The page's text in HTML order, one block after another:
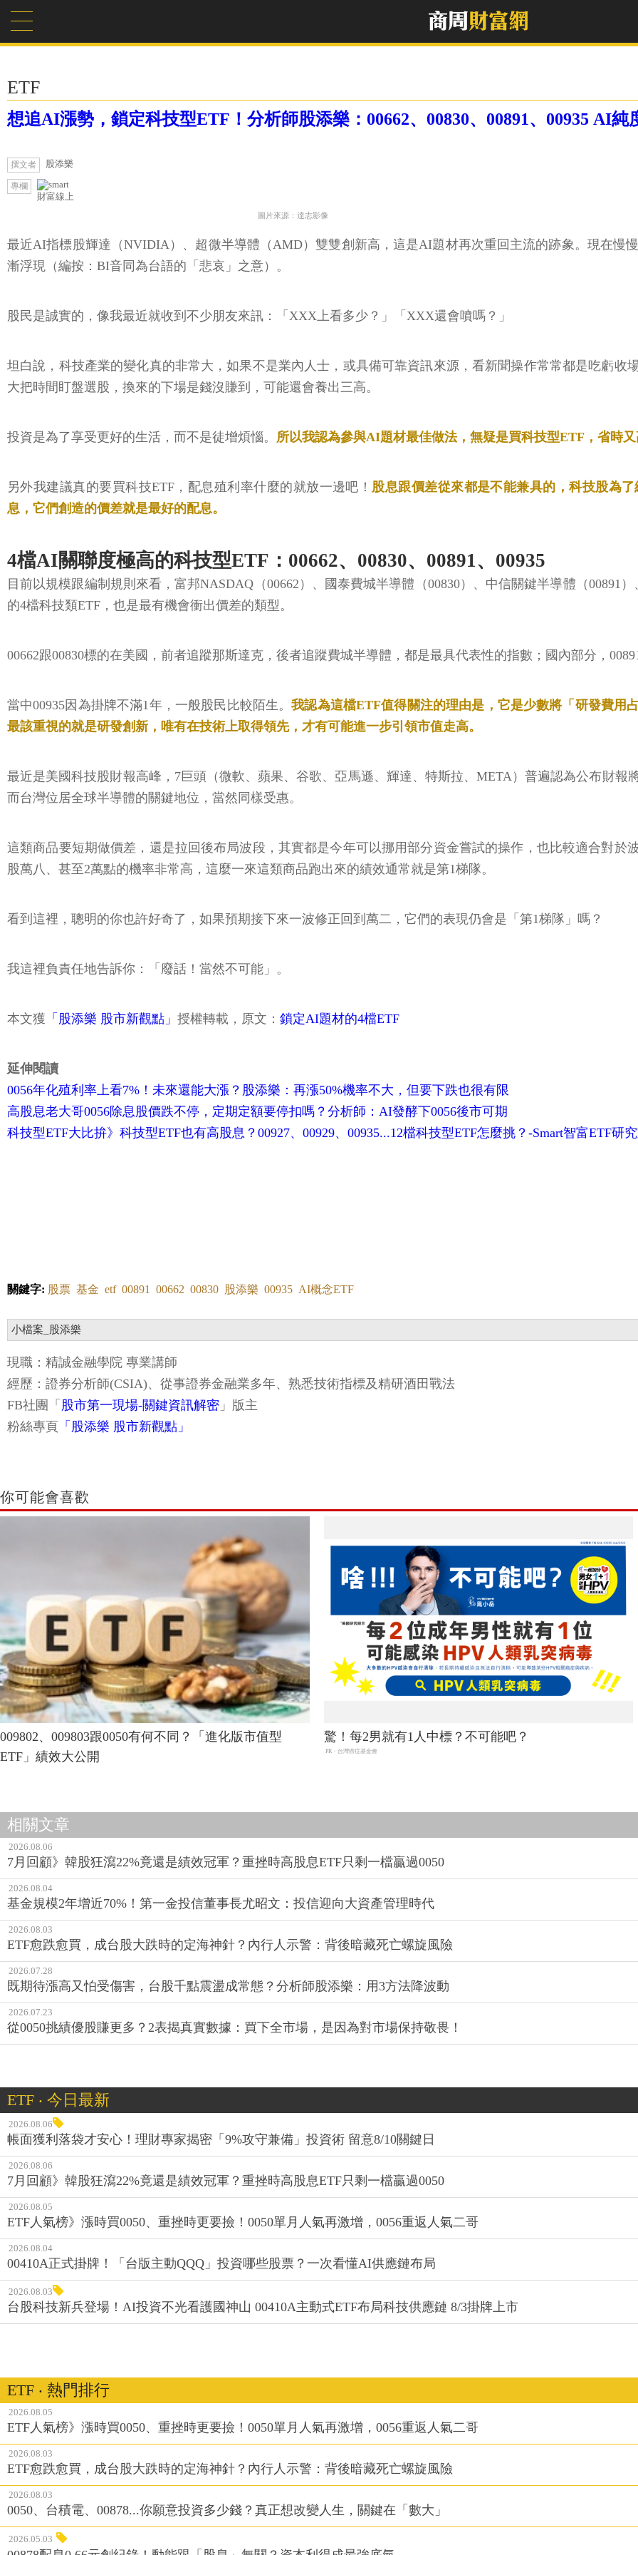
ETF
想追AI漲勢，鎖定科技型ETF！分析師股添樂：00662、00830、00891、00935 AI純
撰文者 股添樂
專欄
財富線上
圖片來源：達志影像
最近AI指標股輝達（NVIDIA）、超微半導體（AMD）雙雙創新高，這是AI題材再次重回主流的跡象。現在慢
漸浮現（編按：BI音同為台語的「悲哀」之意）。
股民是誠實的，像我最近就收到不少朋友來訊：「XXX上看多少？」「XXX還會噴嗎？」
坦白說，科技產業的變化真的非常大，如果不是業內人士，或具備可靠資訊來源，看新聞操作常常都是吃虧收
大把時間盯盤選股，換來的下場是錢沒賺到，可能還會養出三高。
投資是為了享受更好的生活，而不是徒增煩惱。 所以我認為參與AI題材最佳做法，無疑是買科技型ETF，省時
另外我建議真的要買科技ETF，配息殖利率什麼的就放一邊吧！ 股息跟價差從來都是不能兼具的，科技股為
息，它們創造的價差就是最好的配息。
4檔AI關聯度極高的科技型ETF：00662、00830、00891、00935
目前以規模跟編制規則來看，富邦NASDAQ（00662）、國泰費城半導體（00830）、中信關鍵半導體（00891
的4檔科技類ETF，也是最有機會衝出價差的類型。
00662跟00830標的在美國，前者追蹤那斯達克，後者追蹤費城半導體，都是最具代表性的指數；國內部分，
當中00935因為掛牌不滿1年，一般股民比較陌生。我認為這檔ETF值得關注的理由是，它是少數將「研發費用
最該重視的就是研發創新，唯有在技術上取得領先，才有可能進一步引領市值走高。
最近是美國科技股財報高峰，7巨頭（微軟、蘋果、谷歌、亞馬遜、輝達、特斯拉、META）普遍認為公布財
而台灣位居全球半導體的關鍵地位，當然同樣受惠。
這類商品要短期做價差，還是拉回後布局波段，其實都是今年可以挪用部分資金嘗試的操作，也比較適合對於
股萬八、甚至2萬點的機率非常高，這麼一來這類商品跑出來的績效通常就是第1梯隊。
看到這裡，聰明的你也許好奇了，如果預期接下來一波修正回到萬二，它們的表現仍會是「第1梯隊」嗎？
我這裡負責任地告訴你：「廢話！當然不可能」。
本文獲 「股添樂 股市新觀點」 授權轉載，原文： 鎖定AI題材的4檔ETF
延伸閱讀
0056年化殖利率上看7%！未來還能大漲？股添樂：再漲50%機率不大，但要下跌也很有限
高股息老大哥0056除息股價跌不停，定期定額要停扣嗎？分析師：AI發酵下0056後市可期
科技型ETF大比拚》科技型ETF也有高股息？00927、00929、00935...12檔科技型ETF怎麼挑？-Smart智富ETF研
關鍵字: 股票 基金 etf 00891 00662 00830 股添樂 00935 AI概念ETF
小檔案_股添樂
現職：精誠金融學院 專業講師
經歷：證券分析師(CSIA)、從事證券金融業多年、熟悉技術指標及精研酒田戰法
FB社團
「 股市第一現場-關鍵資訊解密 」 版主
粉絲專頁 「股添樂 股市新觀點」
你可能會喜歡
009802、009803跟0050有何不同？「進化版市值型
ETF」績效大公開
驚！每2男就有1人中標？不可能吧？
PR・台灣癌症基金會
相關文章
2026.08.06
7月回顧》韓股狂瀉22%竟還是績效冠軍？重挫時高股息ETF只剩一檔贏過0050
2026.08.04
基金規模2年增近70%！第一金投信董事長尤昭文：投信迎向大資產管理時代
2026.08.03
ETF愈跌愈買，成台股大跌時的定海神針？內行人示警：背後暗藏死亡螺旋風險
2026.07.28
既期待漲高又怕受傷害，台股千點震盪成常態？分析師股添樂：用3方法降波動
2026.07.23
從0050挑績優股賺更多？2表揭真實數據：買下全市場，是因為對市場保持敬畏！
ETF ‧ 今日最新
2026.08.06
帳面獲利落袋才安心！理財專家揭密「9%攻守兼備」投資術 留意8/10關鍵日
2026.08.06
7月回顧》韓股狂瀉22%竟還是績效冠軍？重挫時高股息ETF只剩一檔贏過0050
2026.08.05
ETF人氣榜》漲時買0050、重挫時更要撿！0050單月人氣再激增，0056重返人氣二哥
2026.08.04
00410A正式掛牌！「台版主動QQQ」投資哪些股票？一次看懂AI供應鏈布局
2026.08.03
台股科技新兵登場！AI投資不光看護國神山 00410A主動式ETF布局科技供應鏈 8/3掛牌上市
ETF ‧ 熱門排行
2026.08.05
ETF人氣榜》漲時買0050、重挫時更要撿！0050單月人氣再激增，0056重返人氣二哥
2026.08.03
ETF愈跌愈買，成台股大跌時的定海神針？內行人示警：背後暗藏死亡螺旋風險
2026.08.03
0050、台積電、00878...你願意投資多少錢？真正想改變人生，關鍵在「數大」
2026.05.03